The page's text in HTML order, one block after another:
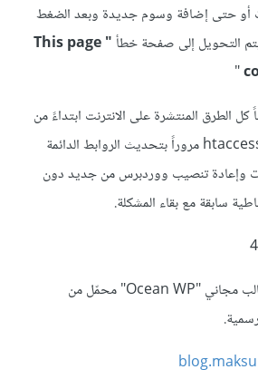
أو حتى إضافة وسوم جديدة وبعد الضغط
التحويل إلى صفحة خطأ
" This page
"
كل الطرق المنتشرة على الانترنت ابتداءً من
التحقق من عطب ملف .htaccess مروراً بتحديث الروابط الدائمة
وإعادة تنصيب ووردبرس من جديد دون
سابقة مع بقاء المشكلة.
: قالب مجاني "Ocean WP" محمّل من